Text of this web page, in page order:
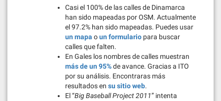
Casi el 100% de las calles de Dinamarca
han sido mapeadas por OSM. Actualmente
el 97.2% han sido mapeadas. Puedes usar
un mapa oun formulario para buscar
calles que falten.
En Gales los nombres de calles muestran
más de un 95%de avance. Gracias a ITO
por su análisis. Encontraras más
resultados en su sitio web.
El “Big Baseball Project 2011” intenta